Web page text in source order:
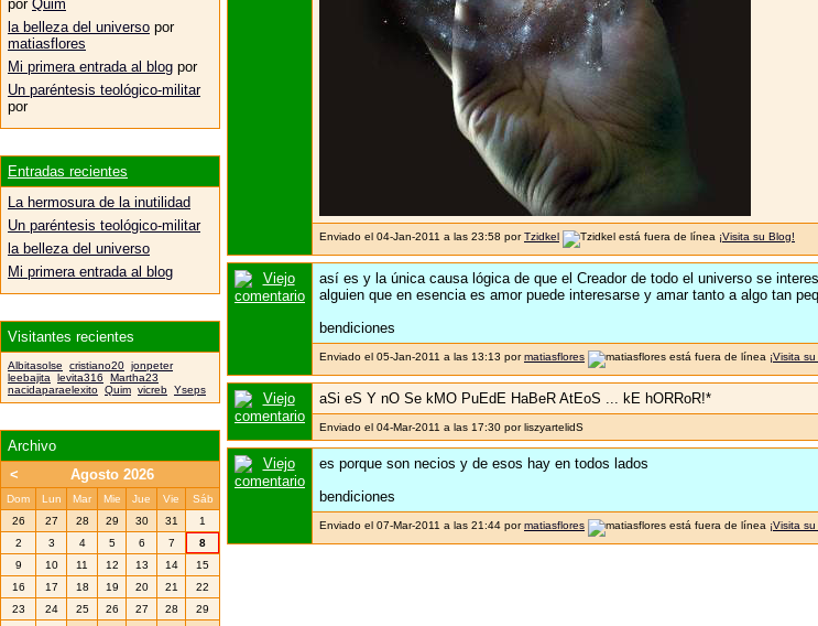
Enviado el 04-Jan-2011 a las 23:58 porTzidkel ¡Visita su Blog!
así es y la única causa lógica de que el Creador de todo el universo se
alguien que en esencia es amor puede interesarse y amar tanto a algo tan
bendiciones
Enviado el 05-Jan-2011 a las 13:13 pormatiasflores ¡Visita
aSi eS Y nO Se kMO PuEdE HaBeR AtEoS ... kE hORRoR!*
Enviado el 04-Mar-2011 a las 17:30 por liszyartelidS
es porque son necios y de esos hay en todos lados
bendiciones
Enviado el 07-Mar-2011 a las 21:44 pormatiasflores ¡Visita
por Quim
la belleza del universo por
matiasflores
Mi primera entrada al blog por
Un paréntesis teológico-militar
por
Entradas recientes
La hermosura de la inutilidad
Un paréntesis teológico-militar
la belleza del universo
Mi primera entrada al blog
Visitantes recientes
Albitasolse cristiano20 jonpeter
leebajita
levita316
Martha23
nacidaparaelexito Quim vicreb Yseps
Archivo
<
Agosto 2026
Dom Lun Mar Mie Jue Vie
Sáb
26
27 28 29 30 31
1
2
3 4 5 6 7
8
9
10 11 12 13 14
15
16
17 18 19 20 21
22
23
24 25 26 27 28
29